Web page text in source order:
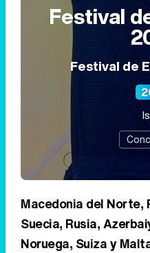
Festival
Festival de
Macedonia del Norte,
Suecia, Rusia,
Noruega, Suiza y